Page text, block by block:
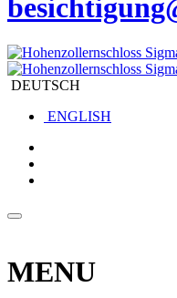
DEUTSCH
ENGLISH
MENU